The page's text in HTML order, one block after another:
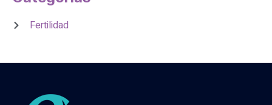
Fertilidad